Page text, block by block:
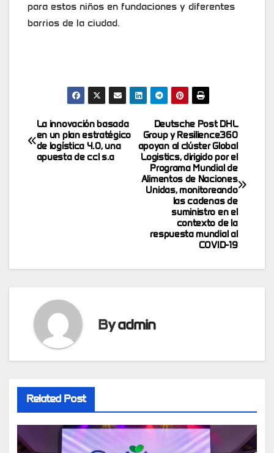
para estos niños en fundaciones y diferentes
barrios de la ciudad.
Post
navigation
Deutsche Post DHL
Group y Resilience360
apoyan al clúster Global
Logistics, dirigido por el
Programa Mundial de
Alimentos de Naciones
Unidas, monitoreando
las cadenas de
suministro en el
contexto de la
respuesta mundial al
COVID-19
La innovación basada
en un plan estratégico
de logística 4.0, una
apuesta de ccl s.a
Byadmin
Related Post